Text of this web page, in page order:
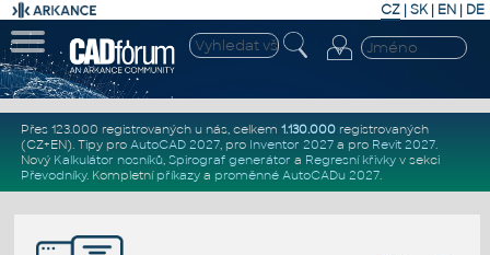
CZ | SK| EN | DE
Přes 123.000 registrovaných u nás, celkem 1.130.000registrovaných
(CZ+EN). Tipy pro AutoCAD 2027, pro Inventor 2027a pro Revit 2027.
Nový Kalkulátor nosníků, Spirograf generátor a Regresní křivkyv sekci
Převodníky. Kompletní příkazya proměnné AutoCADu 2027.